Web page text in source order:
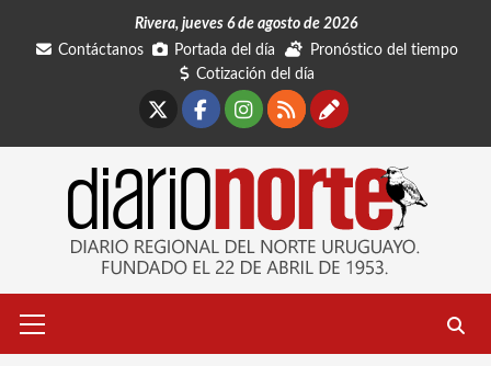
Rivera, jueves 6 de agosto de 2026
Contáctanos
Portada del día
Pronóstico del tiempo
Cotización del día
Facebook
Instagram
RSSContáctanos
primario